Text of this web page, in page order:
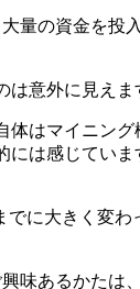
量の資金を投
意外に見え
はマイニン
は感じてい
に大きく変
味あるかたは